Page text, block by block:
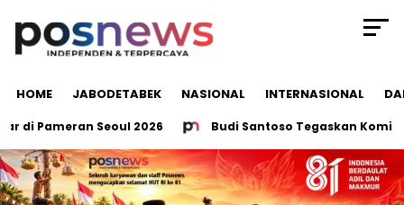
HOME JABODETABEK NASIONAL INTERNASIONAL
Pameran Seoul 2026 Budi Santoso Tegaskan Komitmen